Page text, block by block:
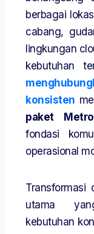
berbagai
cabang,
lingkungan
kebutuhan
konsisten
paket
fondasi
operasional
Transformasi
utama
kebutuhan